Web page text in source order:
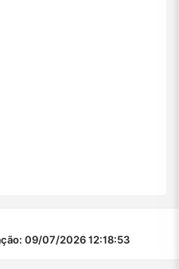
09/07/2026 12:18:53